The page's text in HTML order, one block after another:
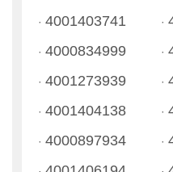
· 4001403741 ·
· 4000834999 ·
· 4001273939 ·
· 4001404138 ·
· 4000897934 ·